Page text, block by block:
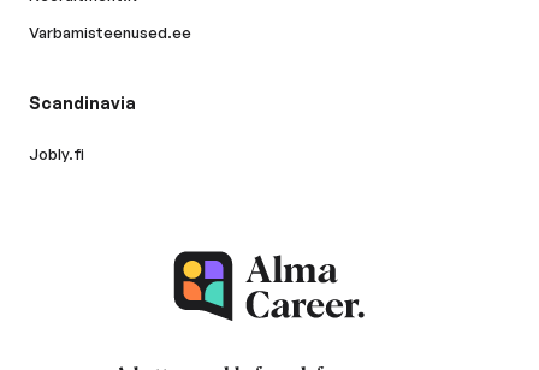
Varbamisteenused.ee
Scandinavia
Jobly.fi